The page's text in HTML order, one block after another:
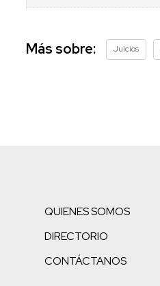
Más sobre: Juicios
QUIENES SOMOS
DIRECTORIO
CONTÁCTANOS